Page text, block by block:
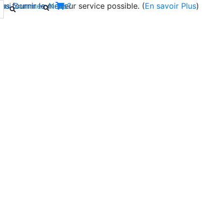
fournir le meilleur service possible. (En savoir Plus)
Qui Sommes-Nous?